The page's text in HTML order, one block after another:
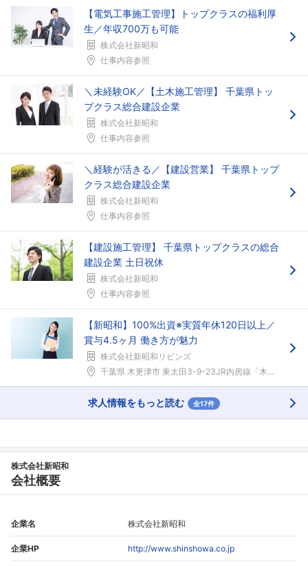
【電気工事施工管理】トップクラスの福利厚
生／年収700万も可能
株式会社新昭和
仕事内容参照
＼未経験OK／【土木施工管理】 千葉県トッ
プクラス総合建設企業
株式会社新昭和
仕事内容参照
＼経験が活きる／【建設営業】 千葉県トップ
クラス総合建設企業
株式会社新昭和
仕事内容参照
【建設施工管理】 千葉県トップクラスの総合
建設企業 土日祝休
株式会社新昭和
仕事内容参照
【新昭和】100%出資※実質年休120日以上／
賞与4.5ヶ月 働き方が魅力
株式会社新昭和リビンズ
千葉県 木更津市 東太田3-9-23JR内房線「木...
求人情報をもっと読む 全17件
株式会社新昭和
会社概要
企業名 株式会社新昭和
企業HP http://www.shinshowa.co.jp